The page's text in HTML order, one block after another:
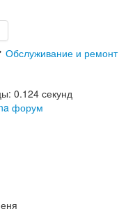
Обслуживание и ремонт
0.124 секунд
форум